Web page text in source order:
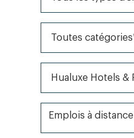
Toutes catégories*
Emplois à distance
Emplois à distance